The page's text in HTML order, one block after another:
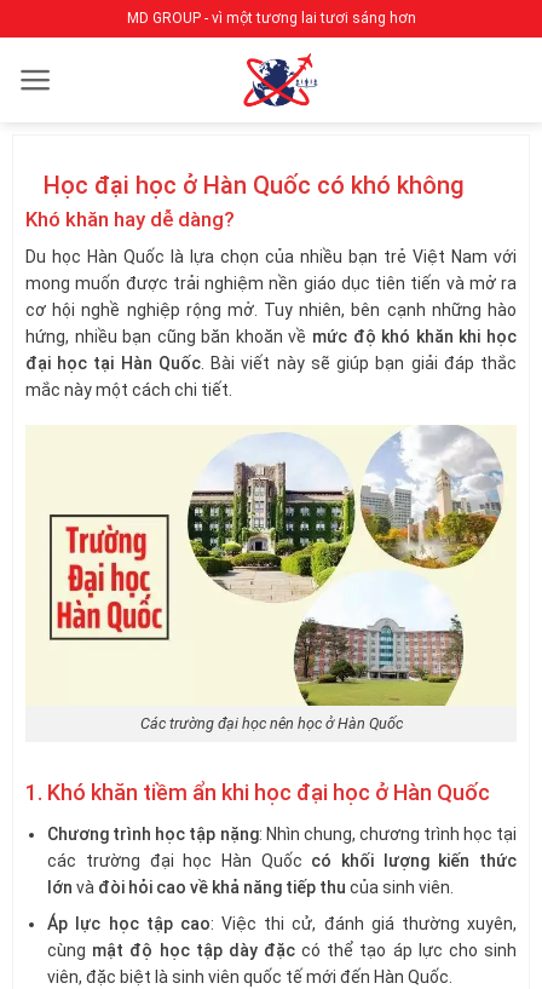
qua
nội
MD GROUP - vì một tương lai tươi sáng hơn
Học đại học ở Hàn Quốc có khó không
Khó khăn hay dễ dàng?
Du học Hàn Quốc là lựa chọn của nhiều bạn trẻ Việt Nam với
mong muốn được trải nghiệm nền giáo dục tiên tiến và mở ra
cơ hội nghề nghiệp rộng mở. Tuy nhiên, bên cạnh những hào
hứng, nhiều bạn cũng băn khoăn về mức độ khó khăn khi học
đại học tại Hàn Quốc. Bài viết này sẽ giúp bạn giải đáp thắc
mắc này một cách chi tiết.
Các trường đại học nên học ở Hàn Quốc
1. Khó khăn tiềm ẩn khi học đại học ở Hàn Quốc
Chương trình học tập nặng: Nhìn chung, chương trình học tại
các trường đại học Hàn Quốc có khối lượng kiến thức
lớn và đòi hỏi cao về khả năng tiếp thu của sinh viên.
Áp lực học tập cao: Việc thi cử, đánh giá thường xuyên,
cùng mật độ học tập dày đặc có thể tạo áp lực cho sinh
viên, đặc biệt là sinh viên quốc tế mới đến Hàn Quốc.